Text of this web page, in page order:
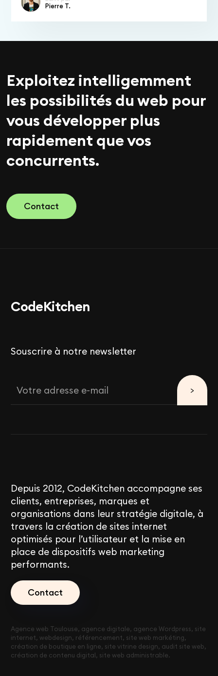
Pierre T.
Exploitez intelligemment
les possibilités du web pour
vous développer plus
rapidement que vos
concurrents.
Contact
CodeKitchen
Souscrire à notre newsletter
Depuis 2012, CodeKitchen accompagne ses
clients, entreprises, marques et
organisations dans leur stratégie digitale, à
travers la création de sites internet
optimisés pour l’utilisateur et la mise en
place de dispositifs web marketing
performants.
Contact
Agence web Toulouse, agence digitale, agence Wordpress, site
internet, webdesign, référencement, site web markéting,
création de boutique en ligne, site vitrine design, audit site web,
création de contenu digital, site web administrable.